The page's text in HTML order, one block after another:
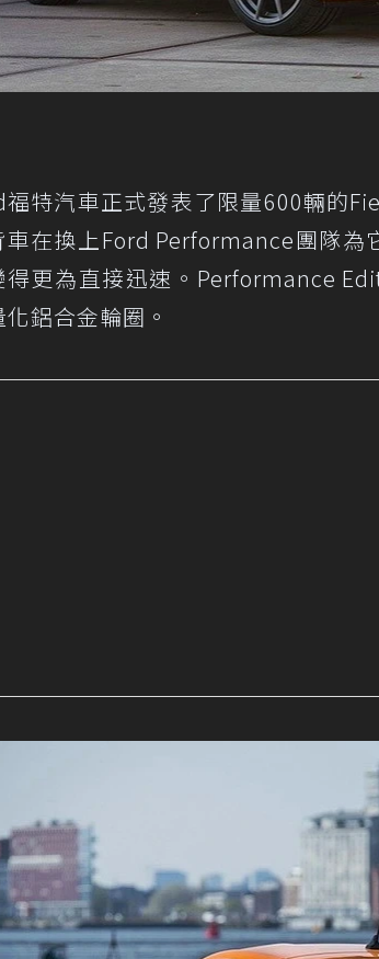
特汽車正式發表了限量600輛的
車在換上Ford Performance團隊為
得更為直接迅速。Performance
鋁合金輪圈。